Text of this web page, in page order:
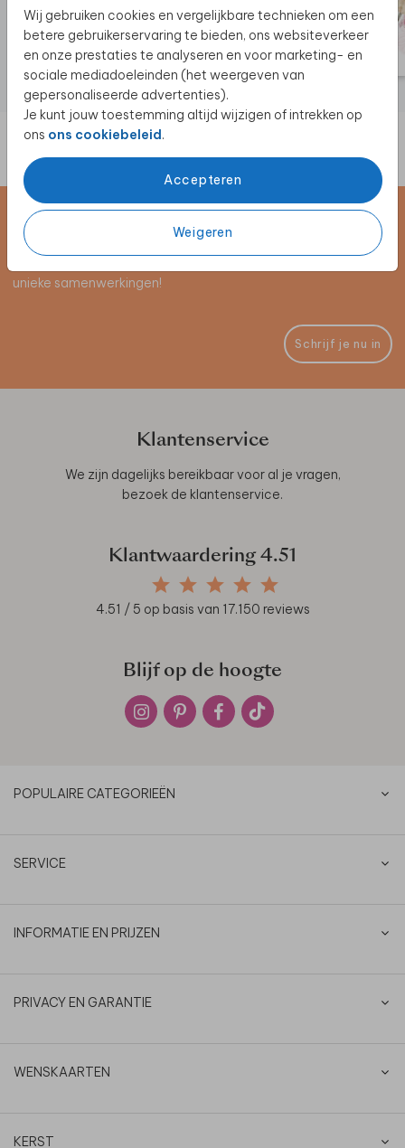
Wij gebruiken cookies en vergelijkbare technieken om een
betere gebruikerservaring te bieden, ons websiteverkeer
en onze prestaties te analyseren en voor marketing- en
sociale mediadoeleinden (het weergeven van
gepersonaliseerde advertenties).
Je kunt jouw toestemming altijd wijzigen of intrekken op
ons ons cookiebeleid.
Accepteren
Weigeren
Schrijf je in voor de nieuwsbrief
unieke samenwerkingen!
Schrijf je nu in
Klantenservice
We zijn dagelijks bereikbaar voor al je vragen,
bezoek de klantenservice.
Klantwaardering 4.51
4.51 / 5 op basis van 17.150 reviews
Blijf op de hoogte
POPULAIRE CATEGORIEËN
SERVICE
INFORMATIE EN PRIJZEN
PRIVACY EN GARANTIE
WENSKAARTEN
KERST